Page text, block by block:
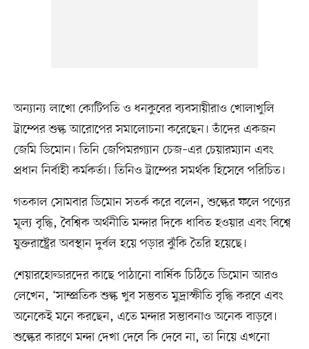
অন্যান্য লাখো কোটিপতি ও ধনকুবের ব্যবসায়ীরাও খোলাখুলি
ট্রাম্পের শুল্ক আরোপের সমালোচনা করেছেন। তাঁদের একজন
জেমি ডিমোন। তিনি জেপিমরগ্যান চেজ–এর চেয়ারম্যান এবং
প্রধান নির্বাহী কর্মকর্তা। তিনিও ট্রাম্পের সমর্থক হিসেবে পরিচিত।
গতকাল সোমবার ডিমোন সতর্ক করে বলেন, শুল্কের ফলে পণ্যের
মূল্য বৃদ্ধি, বৈশ্বিক অর্থনীতি মন্দার দিকে ধাবিত হওয়ার এবং বিশ্বে
যুক্তরাষ্ট্রের অবস্থান দুর্বল হয়ে পড়ার ঝুঁকি তৈরি হয়েছে।
শেয়ারহোল্ডারদের কাছে পাঠানো বার্ষিক চিঠিতে ডিমোন আরও
লেখেন, ‘সাম্প্রতিক শুল্ক খুব সম্ভবত মুদ্রাস্ফীতি বৃদ্ধি করবে এবং
অনেকেই মনে করছেন, এতে মন্দার সম্ভাবনাও অনেক বাড়বে।
শুল্কের কারণে মন্দা দেখা দেবে কি দেবে না, তা নিয়ে এখনো